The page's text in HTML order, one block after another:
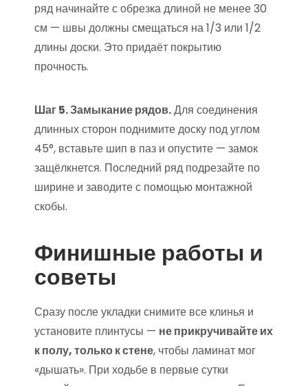
ряд начинайте с обрезка длиной не менее 30
см — швы должны смещаться на 1/3 или 1/2
длины доски. Это придаёт покрытию
прочность.
Шаг 5. Замыкание рядов.Для соединения
длинных сторон поднимите доску под углом
45°, вставьте шип в паз и опустите — замок
защёлкнется. Последний ряд подрезайте по
ширине и заводите с помощью монтажной
скобы.
Финишные работы и
советы
Сразу после укладки снимите все клинья и
установите плинтусы — не прикручивайте их
к полу, только к стене, чтобы ламинат мог
«дышать». При ходьбе в первые сутки